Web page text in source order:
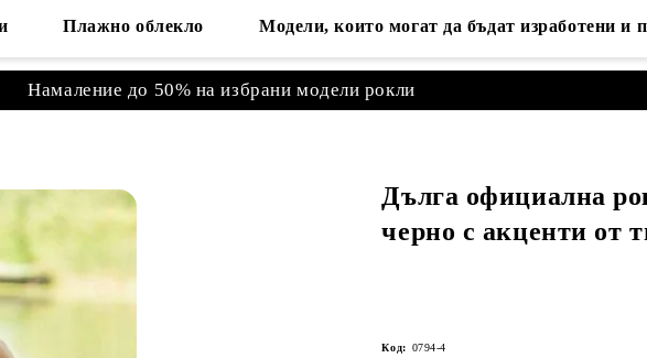
Плажно облекло Модели, които могат да бъдат изработени и
Намаление до 50% на избрани модели рокли
Дълга официална
черно с акценти от
Код: 0794-4